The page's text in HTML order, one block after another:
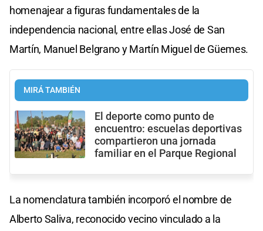
homenajear a figuras fundamentales de la
independencia nacional, entre ellas José de San
Martín, Manuel Belgrano y Martín Miguel de Güemes.
MIRÁ TAMBIÉN
El deporte como punto de
encuentro: escuelas deportivas
compartieron una jornada
familiar en el Parque Regional
La nomenclatura también incorporó el nombre de
Alberto Saliva, reconocido vecino vinculado a la